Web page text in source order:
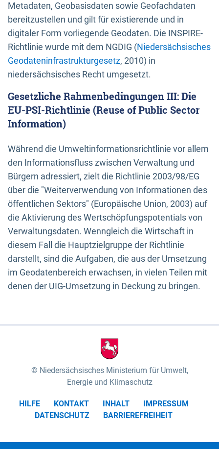
Metadaten, Geobasisdaten sowie Geofachdaten
bereitzustellen und gilt für existierende und in
digitaler Form vorliegende Geodaten. Die INSPIRE-
Richtlinie wurde mit dem NGDIG (Niedersächsisches
Geodateninfrastrukturgesetz, 2010) in
niedersächsisches Recht umgesetzt.
Gesetzliche Rahmenbedingungen III: Die
EU-PSI-Richtlinie (Reuse of Public Sector
Information)
Während die Umweltinformationsrichtlinie vor allem
den Informationsfluss zwischen Verwaltung und
Bürgern adressiert, zielt die Richtlinie 2003/98/EG
über die "Weiterverwendung von Informationen des
öffentlichen Sektors" (Europäische Union, 2003) auf
die Aktivierung des Wertschöpfungspotentials von
Verwaltungsdaten. Wenngleich die Wirtschaft in
diesem Fall die Hauptzielgruppe der Richtlinie
darstellt, sind die Aufgaben, die aus der Umsetzung
im Geodatenbereich erwachsen, in vielen Teilen mit
denen der UIG-Umsetzung in Deckung zu bringen.
Niedersächsisches Ministerium für Umwelt,
Energie und Klimaschutz
HILFE KONTAKT INHALT
IMPRESSUM
DATENSCHUTZ
BARRIEREFREIHEIT